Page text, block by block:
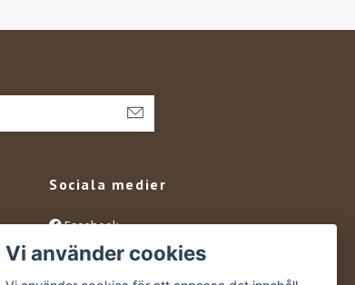
Sociala medier
Facebook
Instagram
YouTube
Vi använder cookies